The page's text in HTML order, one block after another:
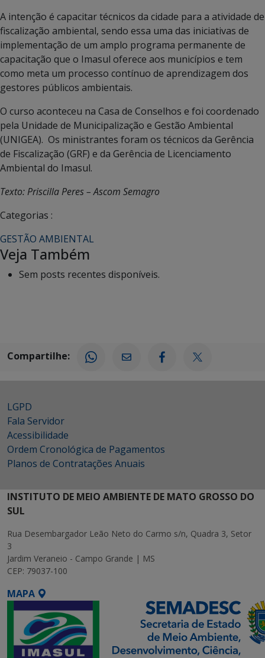
A intenção é capacitar técnicos da cidade para a atividade de
fiscalização ambiental, sendo essa uma das iniciativas de
implementação de um amplo programa permanente de
capacitação que o Imasul oferece aos municípios e tem
como meta um processo contínuo de aprendizagem dos
gestores públicos ambientais.
O curso aconteceu na Casa de Conselhos e foi coordenado
pela Unidade de Municipalização e Gestão Ambiental
(UNIGEA). Os ministrantes foram os técnicos da Gerência
de Fiscalização (GRF) e da Gerência de Licenciamento
Ambiental do Imasul.
Texto: Priscilla Peres – Ascom Semagro
Categorias :
GESTÃO AMBIENTAL
Veja Também
Sem posts recentes disponíveis.
Compartilhe:
LGPD
Fala Servidor
Acessibilidade
Ordem Cronológica de Pagamentos
Planos de Contratações Anuais
INSTITUTO DE MEIO AMBIENTE DE MATO GROSSO DO
SUL
Rua Desembargador Leão Neto do Carmo s/n, Quadra 3, Setor
3
Jardim Veraneio - Campo Grande | MS
CEP: 79037-100
MAPA